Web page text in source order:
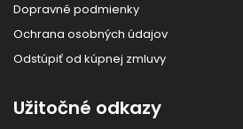
Dopravné podmienky
Ochrana osobných údajov
Odstúpiť od kúpnej zmluvy
Užitočné odkazy